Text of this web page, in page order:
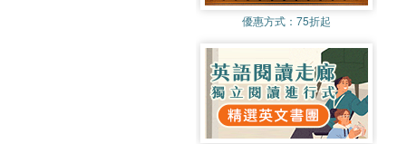
優惠方式： 75折起